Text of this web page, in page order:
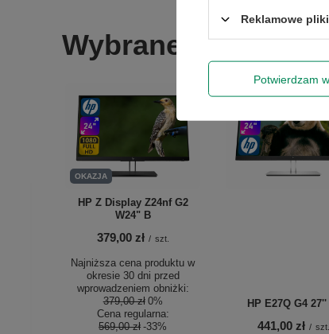
Wybrane dla Ciebie
OKAZJA
HP Z Display Z24nf G2
W24" B
379,00 zł / szt.
Najniższa cena produktu w
okresie 30 dni przed
wprowadzeniem obniżki:
379,00 zł 0%
Cena regularna:
569,00 zł -33%
HP E27Q G4 27''
441,00 zł / szt.
Reklamowe
Potwierdzam